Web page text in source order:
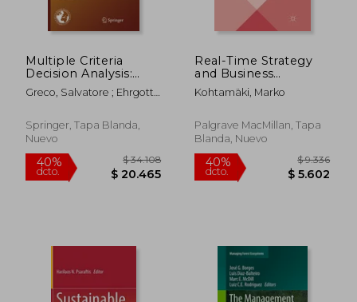
Multiple Criteria
Decision Analysis:
State of the Art
Surveys (en Inglés)
Greco, Salvatore ; Ehrgott,
Springer, Tapa Blanda,
Nuevo
Real-Time Strategy
and Business
Intelligence:
Digitizing Practices
Inglés)
Kohtamäki, Marko
Palgrave MacMillan, Tapa
Blanda, Nuevo